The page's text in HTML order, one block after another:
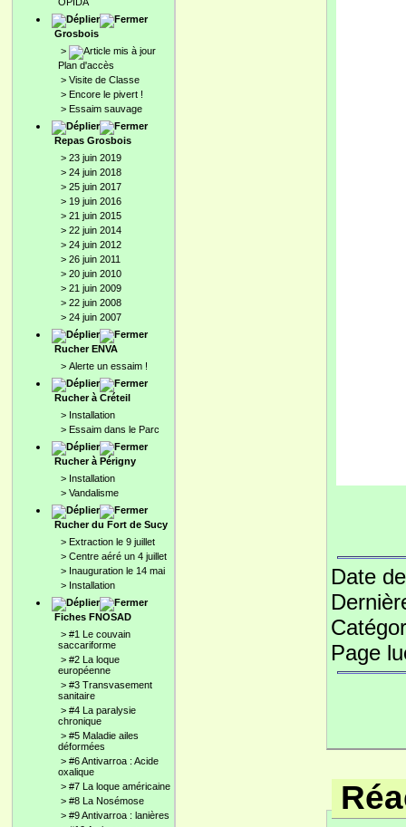
Grosbois
>
Plan d'accès
> Visite de Classe
> Encore le pivert !
> Essaim sauvage
Repas Grosbois
> 23 juin 2019
> 24 juin 2018
> 25 juin 2017
> 19 juin 2016
> 21 juin 2015
> 22 juin 2014
> 24 juin 2012
> 26 juin 2011
> 20 juin 2010
> 21 juin 2009
> 22 juin 2008
> 24 juin 2007
Rucher ENVA
> Alerte un essaim !
Rucher à Créteil
> Installation
> Essaim dans le Parc
Rucher à Périgny
> Installation
> Vandalisme
Rucher du Fort de Sucy
> Extraction le 9 juillet
> Centre aéré un 4 juillet
> Inauguration le 14 mai
> Installation
Fiches FNOSAD
> #1 Le couvain
saccariforme
> #2 La loque
européenne
> #3 Transvasement
sanitaire
> #4 La paralysie
chronique
> #5 Maladie ailes
déformées
> #6 Antivarroa : Acide
oxalique
> #7 La loque américaine
> #8 La Nosémose
> #9 Antivarroa : lanières
Date
Page